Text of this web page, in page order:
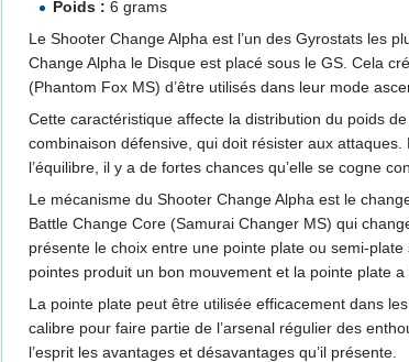
Poids : 6 grams
Le Shooter Change Alpha est l’un des Gyrostats les
Change Alpha le Disque est placé sous le GS. Cela
(Phantom Fox MS) d’être utilisés dans leur mode
Cette caractéristique affecte la distribution du poids
combinaison défensive, qui doit résister aux
l’équilibre, il y a de fortes chances qu’elle se cogne
Le mécanisme du Shooter Change Alpha est le
Battle Change Core (Samurai Changer MS) qui
présente le choix entre une pointe plate ou semi-
pointes produit un bon mouvement et la pointe plate
La pointe plate peut être utilisée efficacement dans
calibre pour faire partie de l’arsenal régulier des
l’esprit les avantages et désavantages qu’il présente.